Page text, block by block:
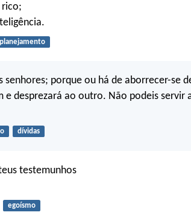
rico;
planejamento
senhores; porque ou há de aborrecer-se
desprezará ao outro. Não podeis servir
dívidas
testemunhos
egoísmo